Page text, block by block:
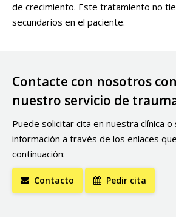
de crecimiento. Este tratamiento no
secundarios en el paciente.
Contacte con nosotros
nuestro servicio de
Puede solicitar cita en nuestra clínica o
información a través de los enlaces
continuación:
Contacto Pedir cita